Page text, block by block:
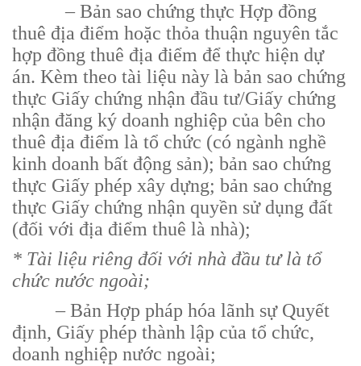
–Bản sao chứng thực Hợp đồng
thuê địa điểm hoặc thỏa thuận nguyên tắc
hợp đồng thuê địa điểm để thực hiện dự
án. Kèm theo tài liệu này là bản sao chứng
thực Giấy chứng nhận đầu tư/Giấy chứng
nhận đăng ký doanh nghiệp của bên cho
thuê địa điểm là tổ chức (có ngành nghề
kinh doanh bất động sản); bản sao chứng
thực Giấy phép xây dựng; bản sao chứng
thực Giấy chứng nhận quyền sử dụng đất
(đối với địa điểm thuê là nhà);
* Tài liệu riêng đối với nhà đầu tư là tổ
chức nước ngoài;
– Bản Hợp pháp hóa lãnh sự Quyết
định, Giấy phép thành lập của tổ chức,
doanh nghiệp nước ngoài;